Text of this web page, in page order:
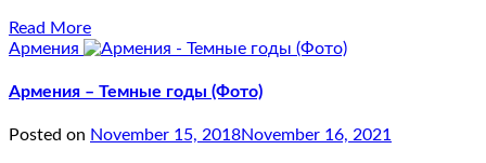
Read More
Армения
Армения – Темные годы (Фото)
Posted on November 15, 2018November 16, 2021